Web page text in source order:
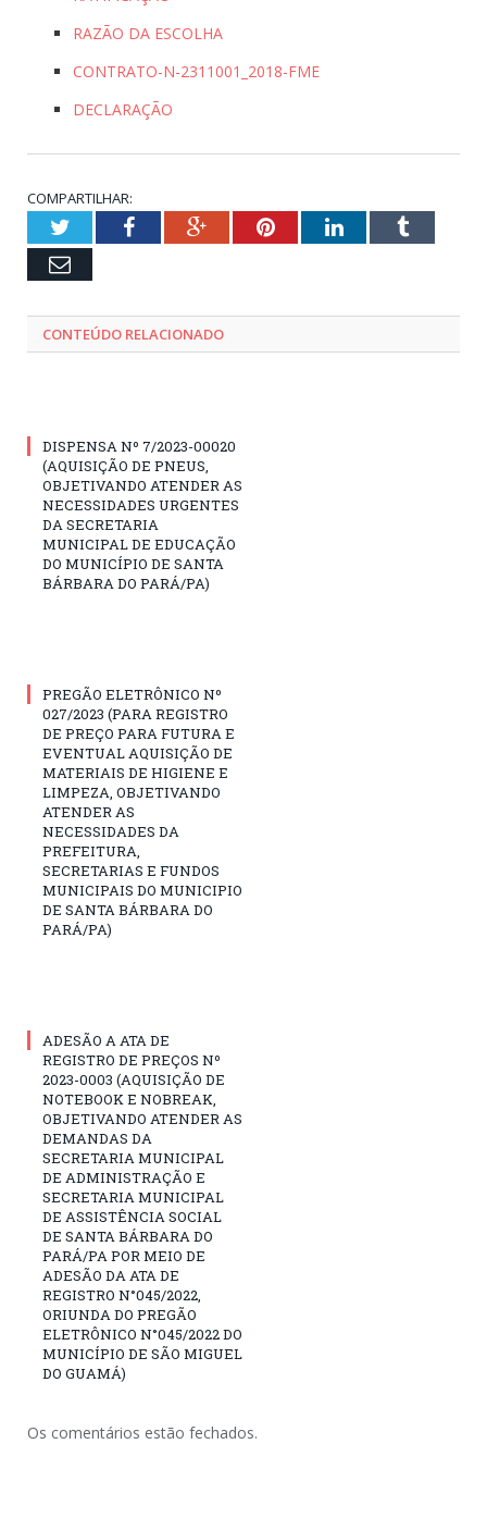
RAZÃO DA ESCOLHA
CONTRATO-N-2311001_2018-FME
DECLARAÇÃO
COMPARTILHAR:
TwitterFacebookGoogle+PinterestLinkedInTumblr
Email
CONTEÚDO RELACIONADO
DISPENSA Nº 7/2023-00020
(AQUISIÇÃO DE PNEUS,
OBJETIVANDO ATENDER AS
NECESSIDADES URGENTES
DA SECRETARIA
MUNICIPAL DE EDUCAÇÃO
DO MUNICÍPIO DE SANTA
BÁRBARA DO PARÁ/PA)
PREGÃO ELETRÔNICO Nº
027/2023 (PARA REGISTRO
DE PREÇO PARA FUTURA E
EVENTUAL AQUISIÇÃO DE
MATERIAIS DE HIGIENE E
LIMPEZA, OBJETIVANDO
ATENDER AS
NECESSIDADES DA
PREFEITURA,
SECRETARIAS E FUNDOS
MUNICIPAIS DO MUNICIPIO
DE SANTA BÁRBARA DO
PARÁ/PA)
ADESÃO A ATA DE
REGISTRO DE PREÇOS Nº
2023-0003 (AQUISIÇÃO DE
NOTEBOOK E NOBREAK,
OBJETIVANDO ATENDER AS
DEMANDAS DA
SECRETARIA MUNICIPAL
DE ADMINISTRAÇÃO E
SECRETARIA MUNICIPAL
DE ASSISTÊNCIA SOCIAL
DE SANTA BÁRBARA DO
PARÁ/PA POR MEIO DE
ADESÃO DA ATA DE
REGISTRO N°045/2022,
ORIUNDA DO PREGÃO
ELETRÔNICO N°045/2022 DO
MUNICÍPIO DE SÃO MIGUEL
DO GUAMÁ)
Os comentários estão fechados.